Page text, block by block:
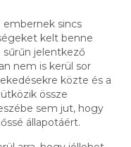
sincs
kelt benne
jelentkező
nem is kerül sor
közte és a
össze
sem jut, hogy
állapotáért.